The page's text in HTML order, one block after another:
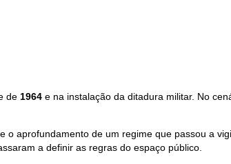
de 1964 e na instalação da ditadura militar. No
aprofundamento de um regime que passou a
a definir as regras do espaço público.